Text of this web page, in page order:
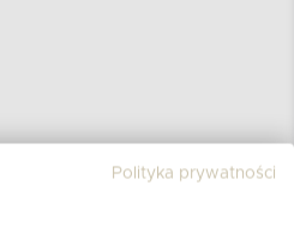
Polityka prywatności